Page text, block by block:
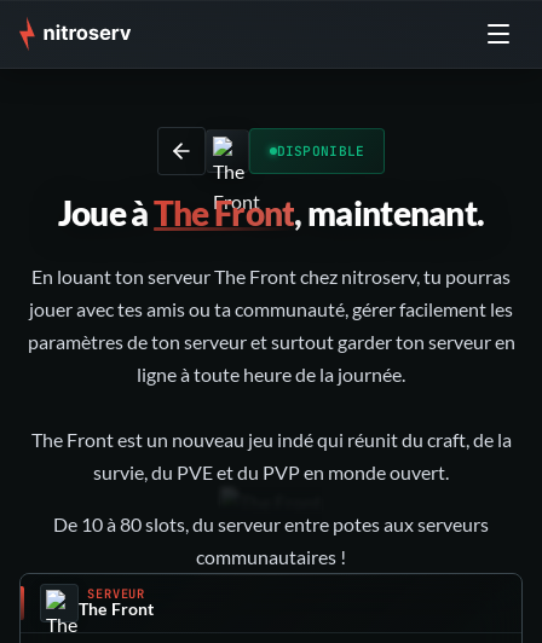
DISPONIBLE
Joue àThe Front, maintenant.
En louant ton serveur The Front chez nitroserv, tu pourras
jouer avec tes amis ou ta communauté, gérer facilement les
paramètres de ton serveur et surtout garder ton serveur en
ligne à toute heure de la journée.
The Front est un nouveau jeu indé qui réunit du craft, de la
survie, du PVE et du PVP en monde ouvert.
De 10 à 80 slots, du serveur entre potes aux serveurs
communautaires !
SERVEUR
The Front